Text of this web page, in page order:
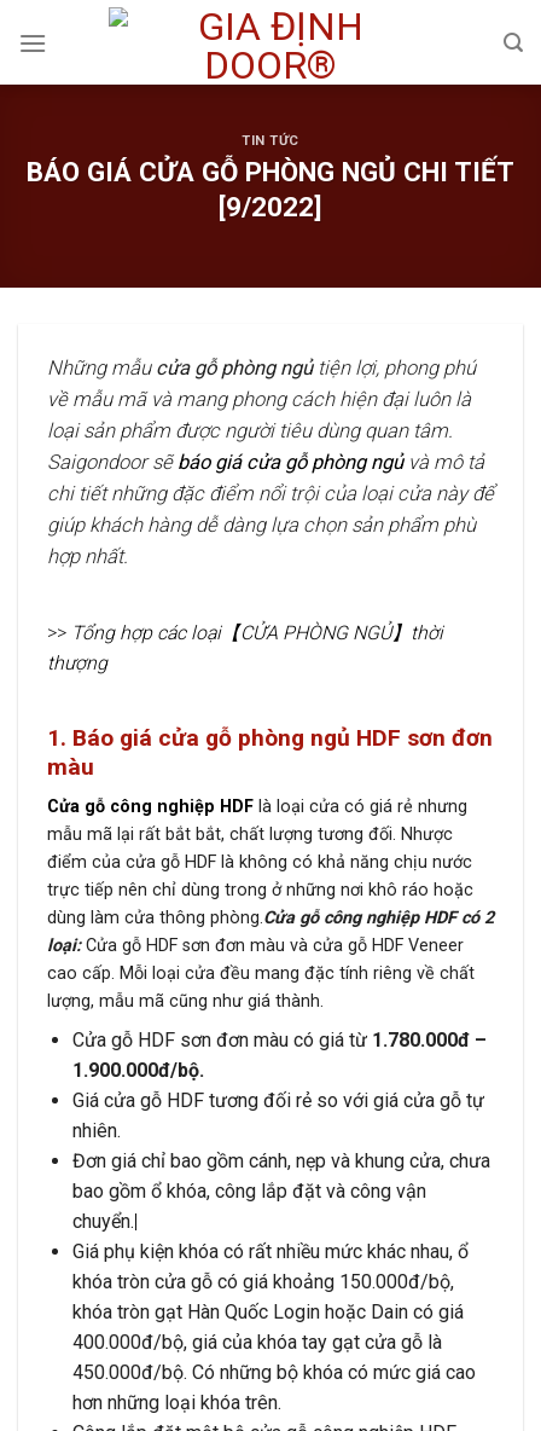
TIN TỨC
BÁO GIÁ CỬA GỖ PHÒNG NGỦ CHI TIẾT
[9/2022]
Những mẫu cửa gỗ phòng ngủtiện lợi, phong phú
về mẫu mã và mang phong cách hiện đại luôn là
loại sản phẩm được người tiêu dùng quan tâm.
Saigondoor sẽ báo giá cửa gỗ phòng ngủvà mô tả
chi tiết những đặc điểm nổi trội của loại cửa này để
giúp khách hàng dễ dàng lựa chọn sản phẩm phù
hợp nhất.
>> Tổng hợp các loại【CỬA PHÒNG NGỦ】thời
thượng
1. Báo giá cửa gỗ phòng ngủ HDF sơn đơn
màu
Cửa gỗ công nghiệp HDF là loại cửa có giá rẻ nhưng
mẫu mã lại rất bắt bắt, chất lượng tương đối. Nhược
điểm của cửa gỗ HDF là không có khả năng chịu nước
trực tiếp nên chỉ dùng trong ở những nơi khô ráo hoặc
dùng làm cửa thông phòng.Cửa gỗ công nghiệp HDF có 2
loại:Cửa gỗ HDF sơn đơn màu và cửa gỗ HDF Veneer
cao cấp. Mỗi loại cửa đều mang đặc tính riêng về chất
lượng, mẫu mã cũng như giá thành.
Cửa gỗ HDF sơn đơn màu có giá từ 1.780.000đ –
1.900.000đ/bộ.
Giá cửa gỗ HDF tương đối rẻ so với giá cửa gỗ tự
nhiên.
Đơn giá chỉ bao gồm cánh, nẹp và khung cửa, chưa
bao gồm ổ khóa, công lắp đặt và công vận
chuyển.|
Giá phụ kiện khóa có rất nhiều mức khác nhau, ổ
khóa tròn cửa gỗ có giá khoảng 150.000đ/bộ,
khóa tròn gạt Hàn Quốc Login hoặc Dain có giá
400.000đ/bộ, giá của khóa tay gạt cửa gỗ là
450.000đ/bộ. Có những bộ khóa có mức giá cao
hơn những loại khóa trên.